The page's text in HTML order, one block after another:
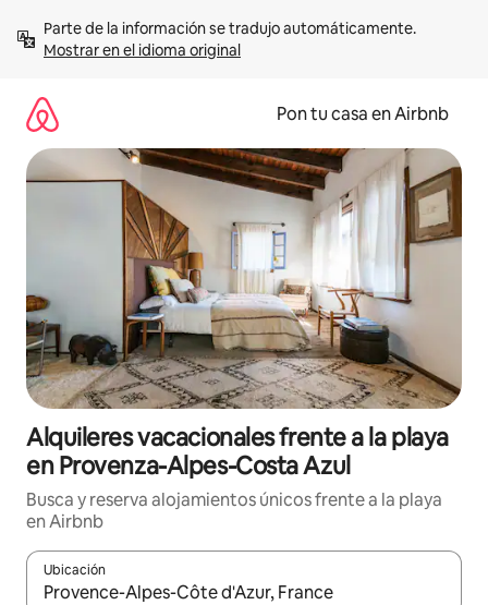
contenidoMostrar en el idioma original
Pon tu casa en Airbnb
Alquileres vacacionales frente a la playa
en Provenza-Alpes-Costa Azul
Busca y reserva alojamientos únicos frente a la playa
en Airbnb
Ubicación
Cuando los resultados estén disponibles, navega con las